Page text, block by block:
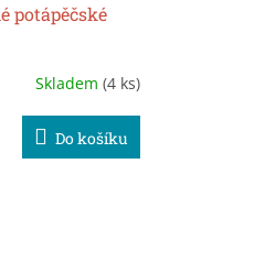
potápěčské
Skladem (4 ks)
Do košíku